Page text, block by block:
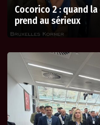
Cocorico 2 : quand
prend au sérieux